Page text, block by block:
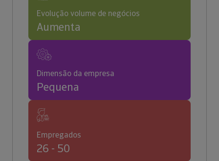
Evolução volume de negócios
Aumenta
Dimensão da empresa
Pequena
Empregados
26 - 50